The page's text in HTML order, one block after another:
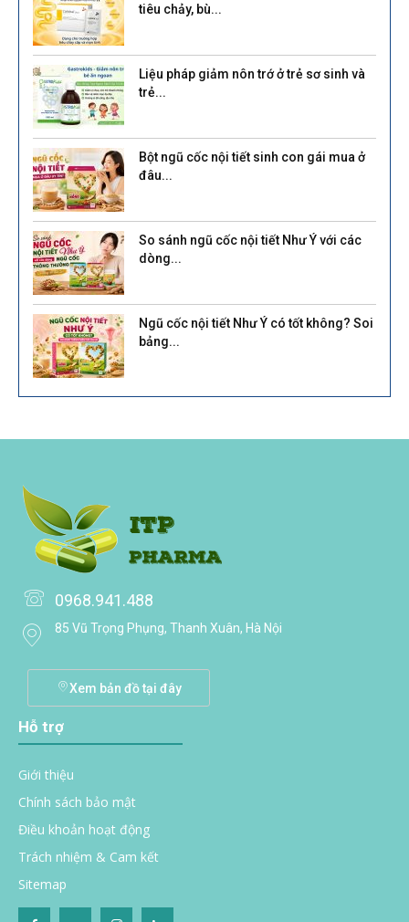
tiêu chảy, bù...
Liệu pháp giảm nôn trớ ở trẻ sơ sinh và
trẻ...
Bột ngũ cốc nội tiết sinh con gái mua ở
đâu...
So sánh ngũ cốc nội tiết Như Ý với các
dòng...
Ngũ cốc nội tiết Như Ý có tốt không? Soi
bảng...
0968.941.488
85 Vũ Trọng Phụng, Thanh Xuân, Hà Nội
Xem bản đồ tại đây
Hỗ trợ
Giới thiệu
Chính sách bảo mật
Điều khoản hoạt động
Trách nhiệm & Cam kết
Sitemap